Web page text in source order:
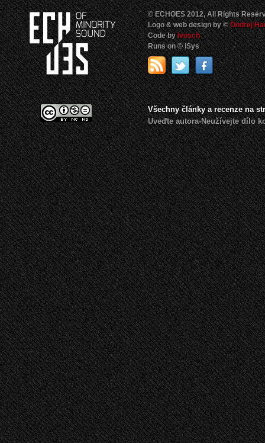
© ECHOES 2012, All Rights
Logo & web design by ©Ondrej
Code byIvosch
Runs on © iSys
Všechny články a recenze na
Uveďte autora-Neužívejte dílo